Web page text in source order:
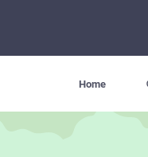
Home